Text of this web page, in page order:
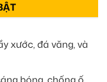
xước, đá văng, và